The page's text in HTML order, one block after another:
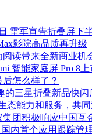
雷军宣告折叠屏下
影院高品质再升级
读带来全新商业机
智能家庭屏 Pro 8上
怎么样了？
的三星折叠新品快闪
态能力和服务，共
团积极响应中国互
内首个应用跟踪管